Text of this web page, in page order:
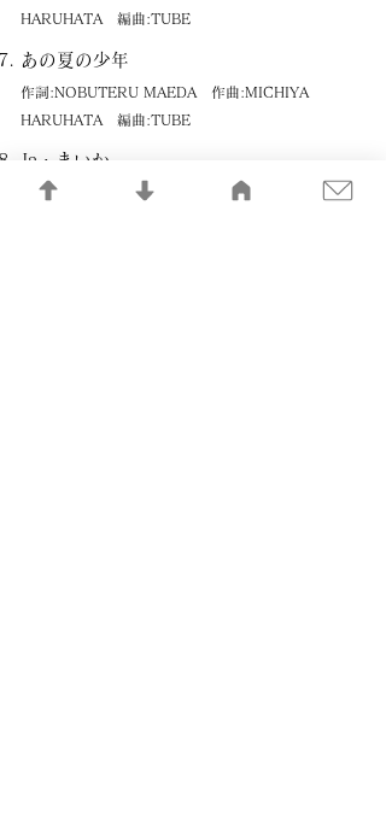
HARUHATA 編曲:TUBE
あの夏の少年
作詞:NOBUTERU MAEDA 作曲:MICHIYA
HARUHATA 編曲:TUBE
Ja・まいか
作詞:NOBUTERU MAEDA 作曲:MICHIYA